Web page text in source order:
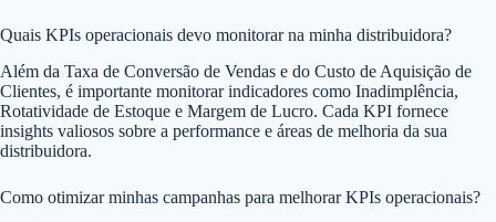
Quais KPIs operacionais devo monitorar na minha distribuidora?
Além da Taxa de Conversão de Vendas e do Custo de Aquisição de
Clientes, é importante monitorar indicadores como Inadimplência,
Rotatividade de Estoque e Margem de Lucro. Cada KPI fornece
insights valiosos sobre a performance e áreas de melhoria da sua
distribuidora.
Como otimizar minhas campanhas para melhorar KPIs operacionais?